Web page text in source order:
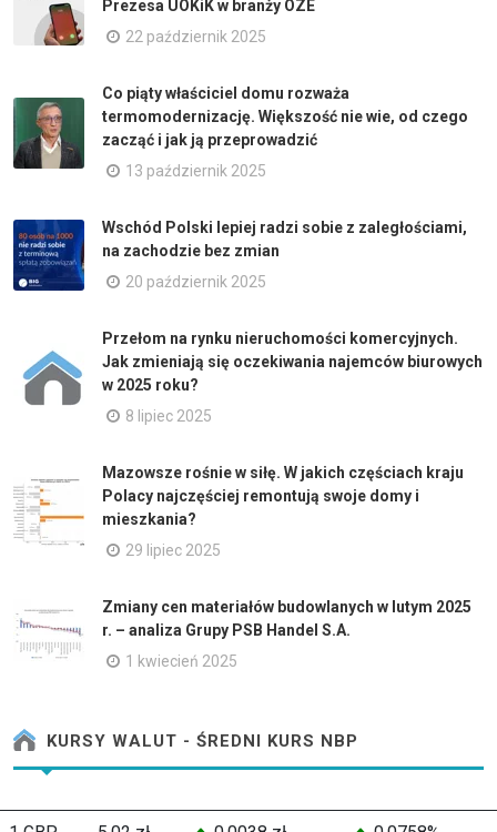
Prezesa UOKiK w branży OZE
22 październik 2025
Co piąty właściciel domu rozważa
termomodernizację. Większość nie wie, od czego
zacząć i jak ją przeprowadzić
13 październik 2025
Wschód Polski lepiej radzi sobie z zaległościami,
na zachodzie bez zmian
20 październik 2025
Przełom na rynku nieruchomości komercyjnych.
Jak zmieniają się oczekiwania najemców biurowych
w 2025 roku?
8 lipiec 2025
Mazowsze rośnie w siłę. W jakich częściach kraju
Polacy najczęściej remontują swoje domy i
mieszkania?
29 lipiec 2025
Zmiany cen materiałów budowlanych w lutym 2025
r. – analiza Grupy PSB Handel S.A.
1 kwiecień 2025
KURSY WALUT - ŚREDNI KURS NBP